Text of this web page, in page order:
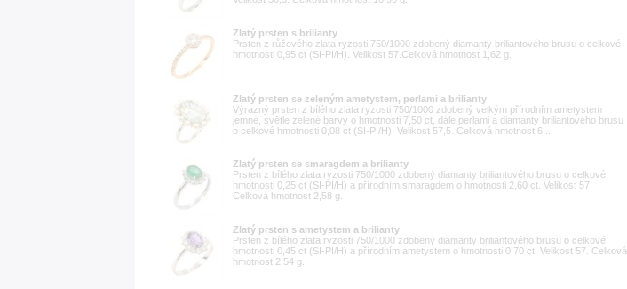
Zlatý prsten s brilianty
Prsten z růžového zlata ryzosti 750/1000 zdobený diamanty briliantového brusu o celkové
hmotnosti 0,95 ct (SI-PI/H). Velikost 57.Celková hmotnost 1,62 g.
Zlatý prsten se zeleným ametystem, perlami a brilianty
Výrazný prsten z bílého zlata ryzosti 750/1000 zdobený velkým přírodním ametystem
jemné, světle zelené barvy o hmotnosti 7,50 ct, dále perlami a diamanty briliantového brusu
o celkové hmotnosti 0,08 ct (SI-PI/H). Velikost 57,5. Celková hmotnost 6 ...
Zlatý prsten se smaragdem a brilianty
Prsten z bílého zlata ryzosti 750/1000 zdobený diamanty briliantového brusu o celkové
hmotnosti 0,25 ct (SI-PI/H) a přírodním smaragdem o hmotnosti 2,60 ct. Velikost 57.
Celková hmotnost 2,58 g.
Zlatý prsten s ametystem a brilianty
Prsten z bílého zlata ryzosti 750/1000 zdobený diamanty briliantového brusu o celkové
hmotnosti 0,45 ct (SI-PI/H) a přírodním ametystem o hmotnosti 0,70 ct. Velikost 57. Celková
hmotnost 2,54 g.